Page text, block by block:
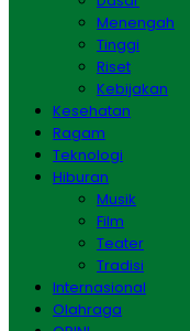
Menengah
Tinggi
Riset
Kebijakan
Kesehatan
Ragam
Teknologi
Hiburan
Musik
Film
Teater
Tradisi
Internasional
Olahraga